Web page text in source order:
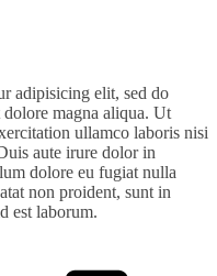
adipisicing elit, sed do
magna aliqua. Ut
ullamco laboris nisi
aute irure dolor in
dolore eu fugiat nulla
non proident, sunt in
est laborum.